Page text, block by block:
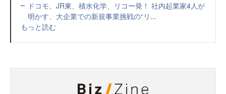
ドコモ、JR東、積水化学、リコー発！ 社内起業家4人が
明かす、大企業での新規事業挑戦の“リ...
もっと読む